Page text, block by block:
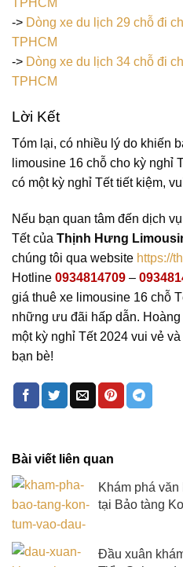
TPHCM
-> Dòng xe du lịch 29 chỗ đi
TPHCM
-> Dòng xe du lịch 34 chỗ đi
TPHCM
Lời Kết
Tóm lại, có nhiều lý do khiến
limousine 16 chỗ cho kỳ nghỉ
có một kỳ nghỉ Tết tiết kiệm,
Nếu bạn quan tâm đến dịch
Tết của Thịnh Hưng
chúng tôi qua website https://
Hotline 0934814709 –
giá thuê xe limousine 16 chỗ
những ưu đãi hấp dẫn.
một kỳ nghỉ Tết 2024 vui vẻ
bạn bè!
Bài viết liên quan
Khám phá
tại Bảo tàng
Đầu xuân